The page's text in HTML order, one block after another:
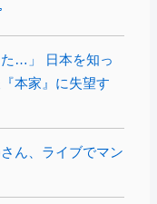
…」 日本を知っ
本家』に失望す
ん、ライブでマン